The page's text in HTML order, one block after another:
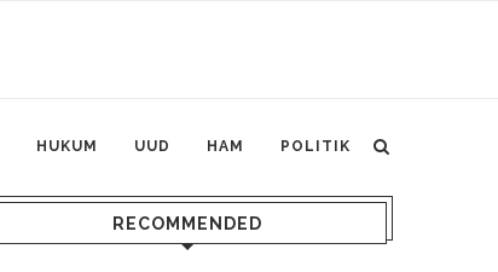
HUKUM UUD HAM POLITIK
RECOMMENDED